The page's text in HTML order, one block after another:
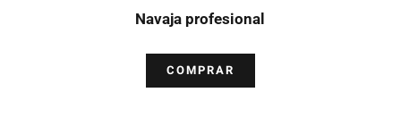
Navaja profesional
COMPRAR